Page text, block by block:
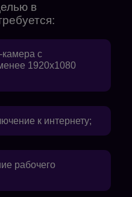
в
камера с
1920х1080
к интернету;
рабочего